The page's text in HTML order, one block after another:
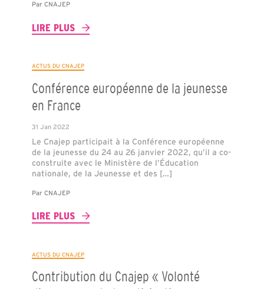
Par CNAJEP
LIRE PLUS
ACTUS DU CNAJEP
Conférence européenne de la jeunesse
en France
31 Jan 2022
Le Cnajep participait à la Conférence européenne
de la jeunesse du 24 au 26 janvier 2022, qu’il a co-
construite avec le Ministère de l’Éducation
nationale, de la Jeunesse et des […]
Par CNAJEP
LIRE PLUS
ACTUS DU CNAJEP
Contribution du Cnajep « Volonté